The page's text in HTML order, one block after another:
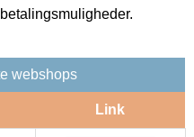
webshops
Link